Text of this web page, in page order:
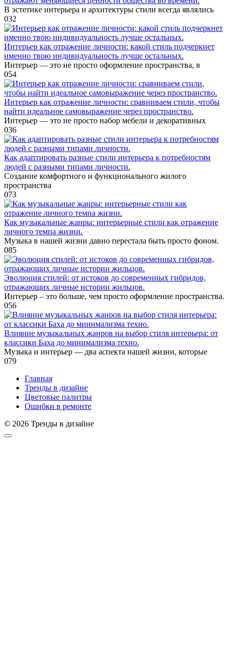
В эстетике интерьера и архитектуры стили всегда являлись
032
Интерьер как отражение личности: какой стиль подчеркнет
именно твою индивидуальность лучше остальных.
Интерьер — это не просто оформление пространства, в
054
Интерьер как отражение личности: сравниваем стили, чтобы
найти идеальное самовыражение через пространство.
Интерьер — это не просто набор мебели и декоративных
036
Как адаптировать разные стили интерьера к потребностям
людей с разными типами личности.
Создание комфортного и функционального жилого
пространства
073
Как музыкальные жанры: интерьерные стили как отражение
личного темпа жизни.
Музыка в нашей жизни давно перестала быть просто фоном.
085
Эволюция стилей: от истоков до современных гибридов,
отражающих личные истории жильцов.
Интерьер – это больше, чем просто оформление пространства.
056
Влияние музыкальных жанров на выбор стиля интерьера: от
классики Баха до минимализма техно.
Музыка и интерьер — два аспекта нашей жизни, которые
079
Главная
Тренды в дизайне
Цветовые палитры
Ошибки в ремонте
© 2026 Тренды в дизайне